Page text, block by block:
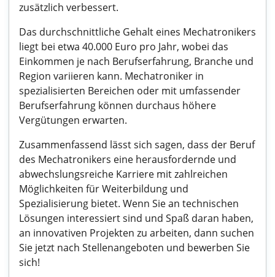
zusätzlich verbessert.
Das durchschnittliche Gehalt eines Mechatronikers
liegt bei etwa 40.000 Euro pro Jahr, wobei das
Einkommen je nach Berufserfahrung, Branche und
Region variieren kann. Mechatroniker in
spezialisierten Bereichen oder mit umfassender
Berufserfahrung können durchaus höhere
Vergütungen erwarten.
Zusammenfassend lässt sich sagen, dass der Beruf
des Mechatronikers eine herausfordernde und
abwechslungsreiche Karriere mit zahlreichen
Möglichkeiten für Weiterbildung und
Spezialisierung bietet. Wenn Sie an technischen
Lösungen interessiert sind und Spaß daran haben,
an innovativen Projekten zu arbeiten, dann suchen
Sie jetzt nach Stellenangeboten und bewerben Sie
sich!